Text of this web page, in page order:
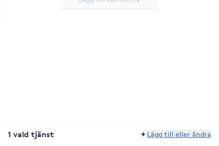
1 vald tjänst Lägg till eller ändra